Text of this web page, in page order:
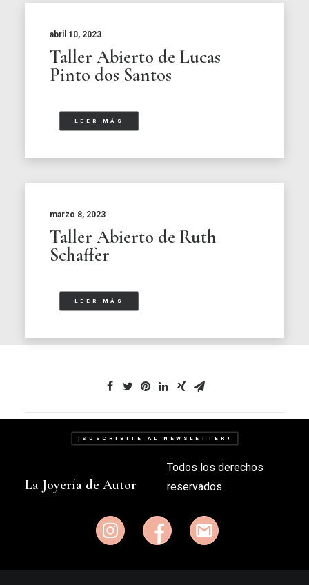
abril 10, 2023
Taller Abierto de Lucas
Pinto dos Santos
LEER MÁS
marzo 8, 2023
Taller Abierto de Ruth
Schaffer
LEER MÁS
¡SUSCRIBITE AL NEWSLETTER!
La Joyería de Autor
Todos los derechos
reservados